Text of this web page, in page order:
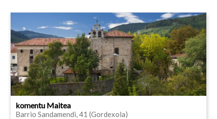
komentu Maitea
Barrio Sandamendi, 41 (Gordexola)